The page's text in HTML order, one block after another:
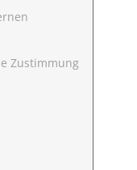
Zustimmung